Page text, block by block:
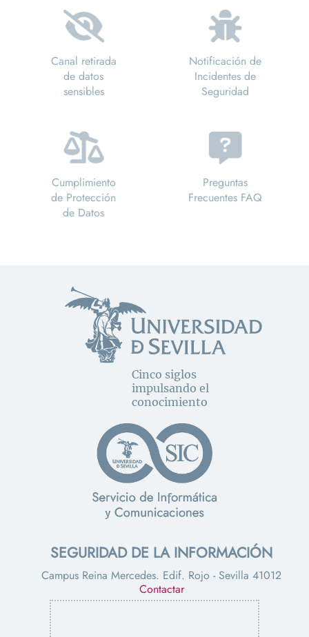
Canal retirada
de datos
sensibles
Notificación de
Incidentes de
Seguridad
Cumplimiento
de Protección
de Datos
Preguntas
Frecuentes FAQ
Cinco siglos
impulsando el
conocimiento
SEGURIDAD DE LA INFORMACIÓN
Campus Reina Mercedes. Edif. Rojo - Sevilla 41012
Contactar